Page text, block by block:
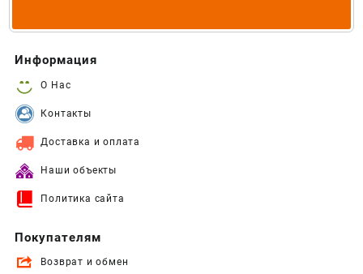
Информация
О Нас
Контакты
Доставка и оплата
Наши объекты
Политика сайта
Покупателям
Возврат и обмен